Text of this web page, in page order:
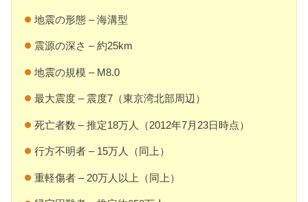
地震の形態 – 海溝型
震源の深さ – 約25km
地震の規模 – M8.0
最大震度 – 震度7（東京湾北部周辺）
死亡者数 – 推定18万人（2012年7月23日時点）
行方不明者 – 15万人（同上）
重軽傷者 – 20万人以上（同上）